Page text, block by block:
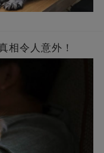
相令人意外！